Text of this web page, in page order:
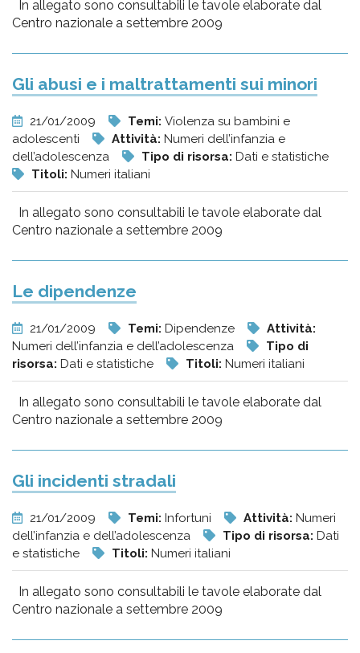
In allegato sono consultabili le tavole elaborate dal
Centro nazionale a settembre 2009
Gli abusi e i maltrattamenti sui minori
21/01/2009 Temi: Violenza su bambini e
adolescenti
Attività: Numeri dell’infanzia e
dell’adolescenza
Tipo di risorsa: Dati e statistiche
Titoli: Numeri italiani
In allegato sono consultabili le tavole elaborate dal
Centro nazionale a settembre 2009
Le dipendenze
21/01/2009 Temi: Dipendenze
Attività:
Numeri dell’infanzia e dell’adolescenza
Tipo di
risorsa: Dati e statistiche Titoli: Numeri italiani
In allegato sono consultabili le tavole elaborate dal
Centro nazionale a settembre 2009
Gli incidenti stradali
21/01/2009 Temi: Infortuni Attività: Numeri
dell’infanzia e dell’adolescenza
Tipo di risorsa: Dati
e statistiche
Titoli: Numeri italiani
In allegato sono consultabili le tavole elaborate dal
Centro nazionale a settembre 2009